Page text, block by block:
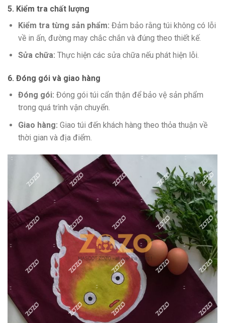
5. Kiểm tra chất lượng
Kiểm tra từng sản phẩm: Đảm bảo rằng túi không có lỗi
về in ấn, đường may chắc chắn và đúng theo thiết kế.
Sửa chữa: Thực hiện các sửa chữa nếu phát hiện lỗi.
6. Đóng gói và giao hàng
Đóng gói: Đóng gói túi cẩn thận để bảo vệ sản phẩm
trong quá trình vận chuyển.
Giao hàng: Giao túi đến khách hàng theo thỏa thuận về
thời gian và địa điểm.